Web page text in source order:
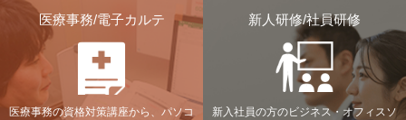
医療事務/電子カルテ
医療事務の資格対策講座から、パソコ
新人研修/社員研修
新入社員の方のビジネス・オフィスソ